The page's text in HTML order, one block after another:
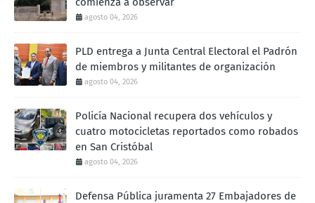
agosto 04, 2026
PLD entrega a Junta Central Electoral el Padrón
de miembros y militantes de organización
agosto 04, 2026
Policía Nacional recupera dos vehículos y
cuatro motocicletas reportados como robados
en San Cristóbal
agosto 04, 2026
Defensa Pública juramenta 27 Embajadores de